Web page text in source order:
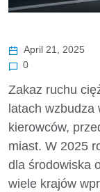
April 21, 2025
0
Zakaz ruchu
latach
kierowców,
miast. W 2025
dla środowiska
wiele krajów